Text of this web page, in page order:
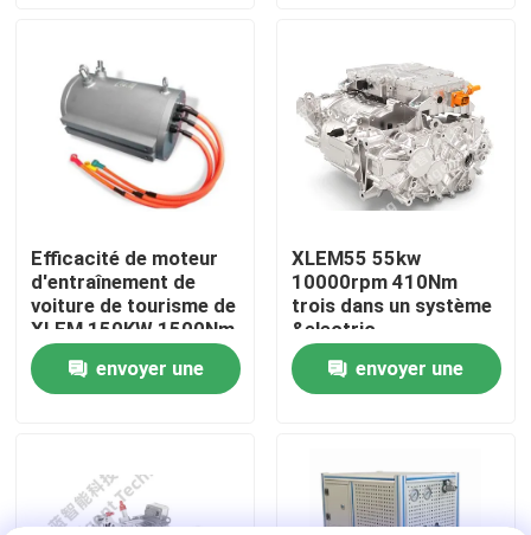
Visite de l'usine
Contrôle qualité
Nouvelles
Les affaires
Dynamomètre à grande vitesse
Efficacité de moteur
d'entraînement de
voiture de tourisme de
XLEM 150KW 1500Nm
3000rpm de moteur
envoyer une
XLEM55 55kw
10000rpm 410Nm
trois dans un système
&electric
d'entraînement
d'entraînement de
système New Energy
envoyer une